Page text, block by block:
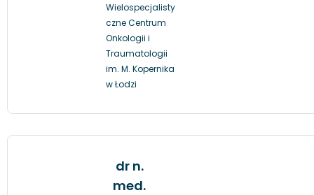
Wielospecjalisty
czne Centrum
Onkologii i
Traumatologii
im. M. Kopernika
w Łodzi
dr n.
med.